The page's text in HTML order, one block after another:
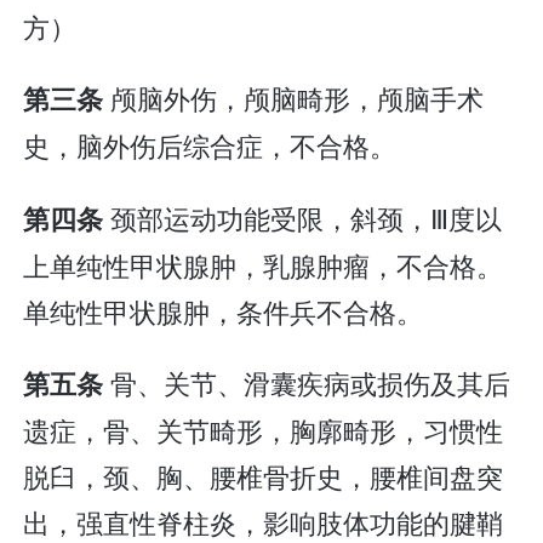
方）
第三条 颅脑外伤，颅脑畸形，颅脑手术
史，脑外伤后综合症，不合格。
第四条颈部运动功能受限，斜颈，Ⅲ度以
上单纯性甲状腺肿，乳腺肿瘤，不合格。
单纯性甲状腺肿，条件兵不合格。
第五条骨、关节、滑囊疾病或损伤及其后
遗症，骨、关节畸形，胸廓畸形，习惯性
脱臼，颈、胸、腰椎骨折史，腰椎间盘突
出，强直性脊柱炎，影响肢体功能的腱鞘